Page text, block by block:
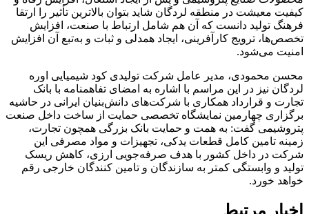
کیفیت معیشت در منطقه لردگان شاید بتوان بالاترین تأثیر را ارتقا
فرهنگ تولید دانست که آن هم شامل ارتباط با صنعت، افزایش
تخصص‌ها، ترویج کارآفرینی، ایجاد همدلی و ثبات و به‌تبع آن افزایش
امنیت می‌شود.
محسن محمودی، مدیر عامل شرکت تولیدی کود شیمیایی اوره
لردگان نیز در این مراسم با اشاره به امضای تفاهمنامه با بانک
تجارت و قرارداد همکاری با شرکت‌های دانش‌بنیان ایرانی در حاشیه
برگزاری ‏چهارمین نمایشگاه تخصصی حمایت از ساخت داخل صنعت
پتروشیمی گفت: به همت و حمایت بانک بزرگی همچون تجارت،
زمینه تامین کامل ‏قطعات یدکی، تجهیزات و مواد مصرفی این
شرکت در داخل کشور با هدف صرفه‌جویی ارزی، کاهش ریسک
تولید و ‏وابستگی کمتر به سازندگان و تامین کنندگان خارجی رقم
خواهد خورد.‏
اخبار مرتبط